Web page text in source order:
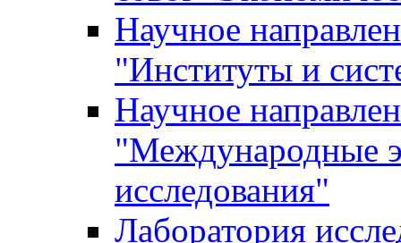
Научное
"Институты и
Научное
"Международные
исследования"
Лаборатория